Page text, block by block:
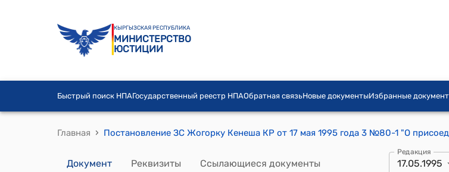
КЫРГЫЗСКАЯ РЕСПУБЛИКА
МИНИСТЕРСТВО
ЮСТИЦИИ
Быстрый поиск НПАГосударственный реестр НПАОбратная связьНовые документыИзбранные
Главная ›
Документ Реквизиты Ссылающиеся документы
Редакция
17.05.1995